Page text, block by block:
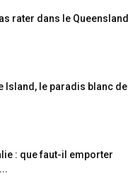
rater dans le Queensland
Island, le paradis blanc de
: que faut-il emporter